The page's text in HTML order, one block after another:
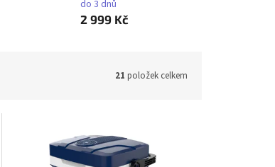
do 3 dnů
2 999 Kč
21 položek celkem